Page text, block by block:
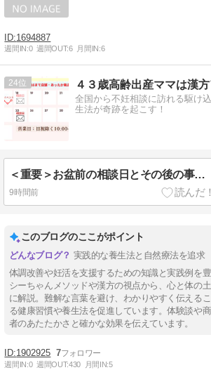
1694887
週間IN:0 週間OUT:6 月間IN:6
24 ４３歳高齢出産ママは漢
全国から不妊相談に訪れる駆け
生法が奇跡を起こす！
＜重要＞お盆前の相談日とその後の事について
9時間前
このブログのここがポイント
実践的な養生法と自然療法を追求
体調改善や妊活を支援するための知識と実践例を豊
シーちゃんメソッドや漢方の視点から、心と体の
に解説。難解な言葉を避け、わかりやすく伝える
る健康習慣や養生法を促進しています。体験談や
者のあたたかさと確かな効果を伝えています。
1902925 7
週間IN:0 週間OUT:430 月間IN:5